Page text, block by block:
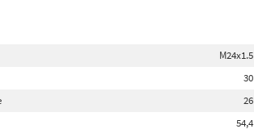
M24x1.5
30
26
54,4